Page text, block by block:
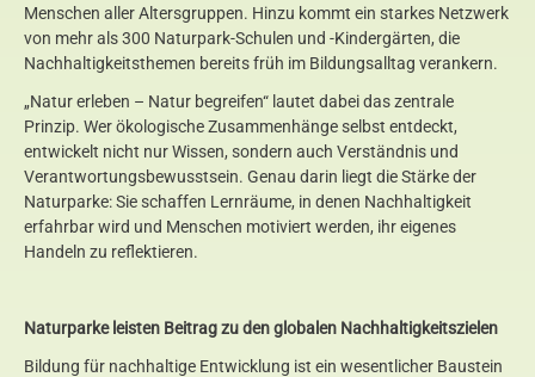
Menschen aller Altersgruppen. Hinzu kommt ein starkes Netzwerk
von mehr als 300 Naturpark-Schulen und -Kindergärten, die
Nachhaltigkeitsthemen bereits früh im Bildungsalltag verankern.
„Natur erleben – Natur begreifen“ lautet dabei das zentrale
Prinzip. Wer ökologische Zusammenhänge selbst entdeckt,
entwickelt nicht nur Wissen, sondern auch Verständnis und
Verantwortungsbewusstsein. Genau darin liegt die Stärke der
Naturparke: Sie schaffen Lernräume, in denen Nachhaltigkeit
erfahrbar wird und Menschen motiviert werden, ihr eigenes
Handeln zu reflektieren.
Naturparke leisten Beitrag zu den globalen Nachhaltigkeitszielen
Bildung für nachhaltige Entwicklung ist ein wesentlicher Baustein